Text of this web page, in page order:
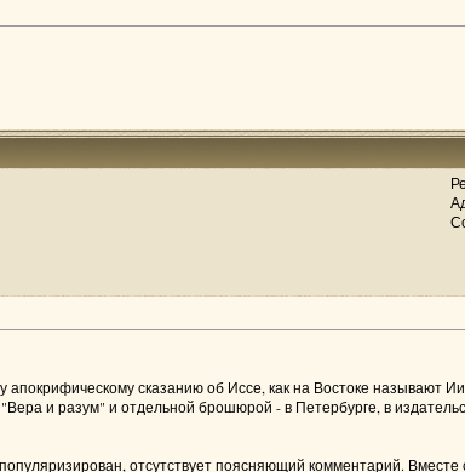
сказанию об Иссе, как на Востоке называют
и разум" и отдельной брошюрой - в Петербурге, в
отсутствует поясняющий комментарий.